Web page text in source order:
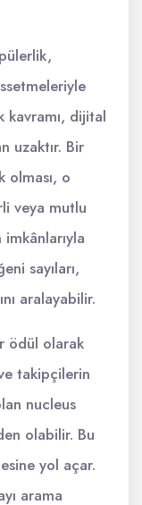
dijital
uzaktır. Bir
olması, o
veya mutlu
sayıları,
aralayabilir.
ödül olarak
takipçilerin
nucleus
olabilir. Bu
yol açar.
arama